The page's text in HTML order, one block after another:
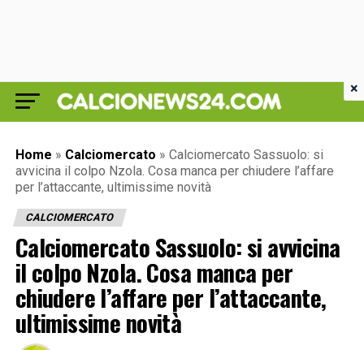
Home » Calciomercato » Calciomercato Sassuolo: si
avvicina il colpo Nzola. Cosa manca per chiudere l’affare
per l’attaccante, ultimissime novità
CALCIOMERCATO
Calciomercato Sassuolo: si avvicina
il colpo Nzola. Cosa manca per
chiudere l’affare per l’attaccante,
ultimissime novità
×